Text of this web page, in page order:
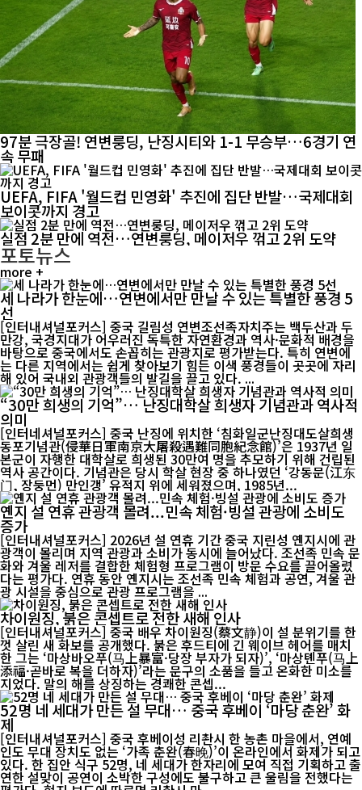
97분 극장골! 연변룽딩, 난징시티와 1-1 무승부…6경기 연
속 무패
UEFA, FIFA '월드컵 민영화' 추진에 집단 반발…국제대회
보이콧까지 경고
실점 2분 만에 역전…연변룽딩, 메이저우 꺾고 2위 도약
포토뉴스
more +
세 나라가 한눈에…연변에서만 만날 수 있는 특별한 풍경 5
선
[인터내셔널포커스] 중국 길림성 연변조선족자치주는 백두산과 두
만강, 국경지대가 어우러진 독특한 자연환경과 역사·문화적 배경을
바탕으로 중국에서도 손꼽히는 관광지로 평가받는다. 특히 연변에
는 다른 지역에서는 쉽게 찾아보기 힘든 이색 풍경들이 곳곳에 자리
해 있어 국내외 관광객들의 발길을 끌고 있다. ...
“30만 희생의 기억”… 난징대학살 희생자 기념관과 역사적
의미
[인터네셔널포커스] 중국 난징에 위치한 ‘침화일군난징대도살희생
동포기념관(侵華日軍南京大屠殺遇難同胞紀念館)’은 1937년 일
본군이 자행한 대학살로 희생된 30만여 명을 추모하기 위해 건립된
역사 공간이다. 기념관은 당시 학살 현장 중 하나였던 ‘강동문(江东
门, 장둥먼) 만인갱’ 유적지 위에 세워졌으며, 1985년...
옌지 설 연휴 관광객 몰려...민속 체험·빙설 관광에 소비도
증가
[인터내셔널포커스] 2026년 설 연휴 기간 중국 지린성 옌지시에 관
광객이 몰리며 지역 관광과 소비가 동시에 늘어났다. 조선족 민속 문
화와 겨울 레저를 결합한 체험형 프로그램이 방문 수요를 끌어올렸
다는 평가다. 연휴 동안 옌지시는 조선족 민속 체험과 공연, 겨울 관
광 시설을 중심으로 관광 프로그램을 ...
차이원징, 붉은 콘셉트로 전한 새해 인사
[인터내셔널포커스] 중국 배우 차이원징(蔡文静)이 설 분위기를 한
껏 살린 새 화보를 공개했다. 붉은 후드티에 긴 웨이브 헤어를 매치
한 그는 ‘마상바오푸(马上暴富·당장 부자가 되자)’, ‘마상톈푸(马上
添福·곧바로 복을 더하자)’라는 문구의 소품을 들고 온화한 미소를
지었다. 말의 해를 상징하는 경쾌한 콘셉...
52명 네 세대가 만든 설 무대… 중국 후베이 ‘마당 춘완’ 화
제
[인터내셔널포커스] 중국 후베이성 리촨시 한 농촌 마을에서, 연예
인도 무대 장치도 없는 ‘가족 춘완(春晚)’이 온라인에서 화제가 되고
있다. 한 집안 식구 52명, 네 세대가 한자리에 모여 직접 기획하고 출
연한 설맞이 공연이 소박한 구성에도 불구하고 큰 울림을 전했다는